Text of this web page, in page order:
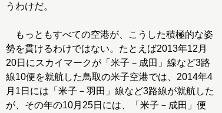
うわけだ。
もっともすべての空港が、こうした積極的な姿
勢を貫けるわけではない。たとえば2013年12月
20日にスカイマークが「米子－成田」線など3路
線10便を就航した鳥取の米子空港では、2014年4
月1日には「米子－羽田」線など3路線が就航した
が、その年の10月25日には、「米子－成田」便